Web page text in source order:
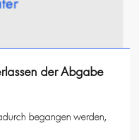
der Abgabe
begangen werden,